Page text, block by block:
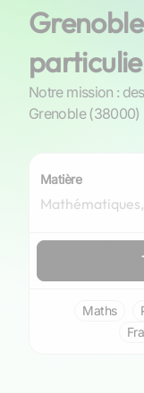
Notre mission :
Grenoble (38000)
Matière
Maths